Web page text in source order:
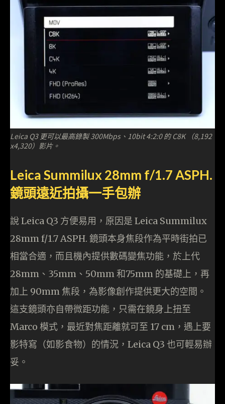
Leica Q3 更可以最高錄製 300Mbps、10bit 4:2:0 的 C8K （8,192
x4,320）影片。
Leica Summilux 28mm f/1.7 ASPH.
鏡頭遠近拍攝一手包辦
說 Leica Q3 方便易用，原因是 Leica Summilux
28mm f/1.7 ASPH. 鏡頭本身焦段作為平時街拍已
相當合適，而且機內提供數碼變焦功能，於上代
28mm、35mm、50mm 和75mm 的基礎上，再
加上 90mm 焦段，為影像創作提供更大的空間。
這支鏡頭亦自帶微距功能，只需在鏡身上扭至
Marco 模式，最近對焦距離就可至 17 cm，遇上要
影特寫（如影食物）的情況，Leica Q3 也可輕易辦
妥。